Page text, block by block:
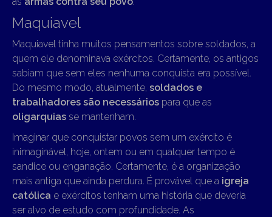
Maquiavel
Maquiavel tinha muitos pensamentos sobre soldados, a
quem ele denominava exércitos. Certamente, os antigos
sabiam que sem eles nenhuma conquista era possível.
Do mesmo modo, atualmente, soldados e
trabalhadores são necessários para que as
oligarquias se mantenham.
Imaginar que conquistar povos sem um exército é
inimaginável, hoje, ontem ou em qualquer tempo é
sandice ou enganação. Certamente, é a organização
mais antiga que ainda perdura. É provável que a igreja
católica e exércitos tenham uma história que deveria
ser alvo de estudo com profundidade. As